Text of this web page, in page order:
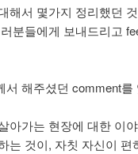
해서 몇가지 정리했던
분들에게 보내드리고
서 해주셨던 comment를
아가는 현장에 대한 이
는 것이, 자칫 자신이